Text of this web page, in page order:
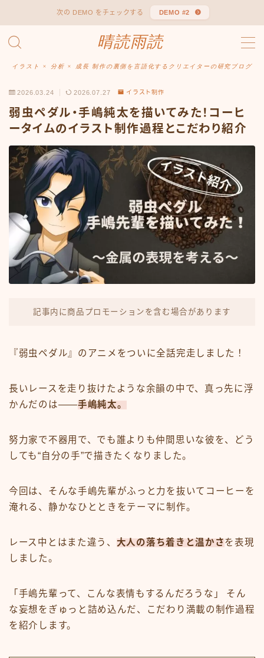
次の DEMO をチェックする DEMO #2
晴読雨読
イラスト × 分析 × 成長 制作の裏側を言語化するクリエイターの研究ブログ
MENU
お問い合わせ
デモプリセット記事 #1
プライバシーポリシー
免責事項
2026.03.24 2026.07.27 イラスト制作
弱虫ペダル・手嶋純太を描いてみた！コーヒ
ータイムのイラスト制作過程とこだわり紹介
記事内に商品プロモーションを含む場合があります
『弱虫ペダル』のアニメをついに全話完走しました！
長いレースを走り抜けたような余韻の中で、真っ先に浮
かんだのは――手嶋純太。
努力家で不器用で、でも誰よりも仲間思いな彼を、どう
しても“自分の手”で描きたくなりました。
今回は、そんな手嶋先輩がふっと力を抜いてコーヒーを
淹れる、静かなひとときをテーマに制作。
レース中とはまた違う、 大人の落ち着きと温かさを表現
しました。
「手嶋先輩って、こんな表情もするんだろうな」 そん
な妄想をぎゅっと詰め込んだ、こだわり満載の制作過程
を紹介します。